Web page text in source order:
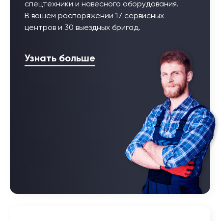
спецтехники и навесного оборудования.
В вашем распоряжении 17 сервисных
центров и 30 выездных бригад.
Узнать больше